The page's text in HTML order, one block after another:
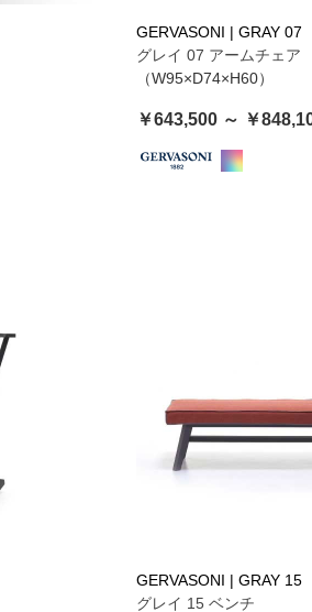
GERVASONI | GRAY 07
グレイ 07 アームチェア
（W95×D74×H60）
￥643,500 ～ ￥
GERVASONI | GRAY 15
グレイ 15 ベンチ